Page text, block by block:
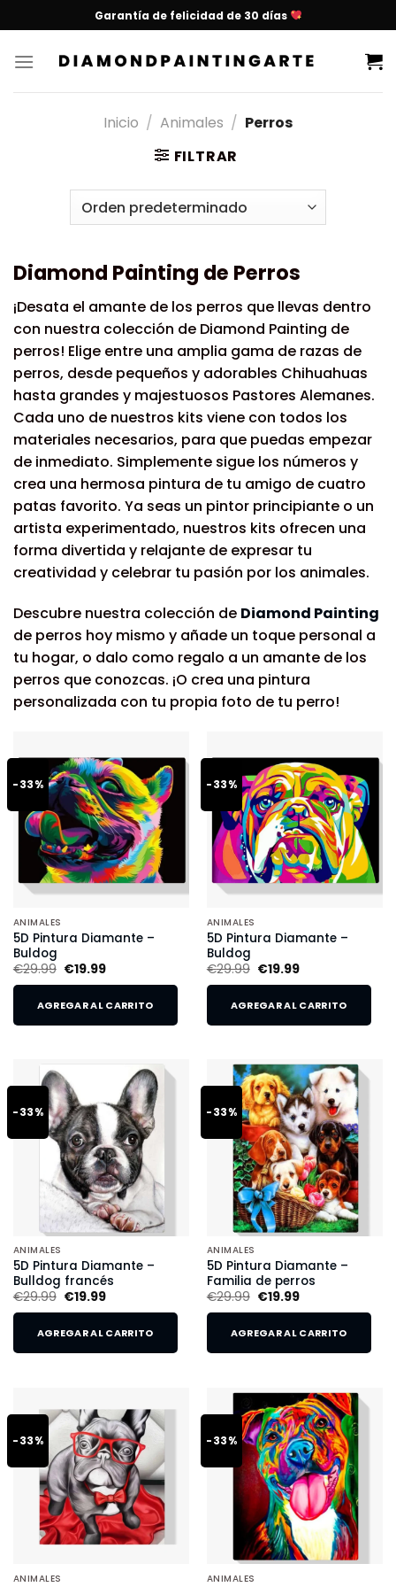
Garantía de felicidad de 30 días
Inicio / Animales / Perros
FILTRAR
Diamond Painting de Perros
¡Desata el amante de los perros que llevas dentro
con nuestra colección de Diamond Painting de
perros! Elige entre una amplia gama de razas de
perros, desde pequeños y adorables Chihuahuas
hasta grandes y majestuosos Pastores Alemanes.
Cada uno de nuestros kits viene con todos los
materiales necesarios, para que puedas empezar
de inmediato. Simplemente sigue los números y
crea una hermosa pintura de tu amigo de cuatro
patas favorito. Ya seas un pintor principiante o un
artista experimentado, nuestros kits ofrecen una
forma divertida y relajante de expresar tu
creatividad y celebrar tu pasión por los animales.
Descubre nuestra colección de Diamond Painting
de perros hoy mismo y añade un toque personal a
tu hogar, o dalo como regalo a un amante de los
perros que conozcas. ¡O crea una pintura
personalizada con tu propia foto de tu perro!
-33%
ANIMALES
5D Pintura Diamante –
Buldog
€29.99 €19.99
AGREGAR AL CARRITO
-33%
ANIMALES
5D Pintura Diamante –
Buldog
€29.99 €19.99
AGREGAR AL CARRITO
-33%
ANIMALES
5D Pintura Diamante –
Bulldog francés
€29.99 €19.99
AGREGAR AL CARRITO
-33%
ANIMALES
5D Pintura Diamante –
Familia de perros
€29.99 €19.99
AGREGAR AL CARRITO
-33%
ANIMALES
-33%
ANIMALES